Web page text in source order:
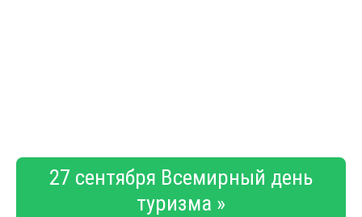
27 сентября Всемирный день
туризма »